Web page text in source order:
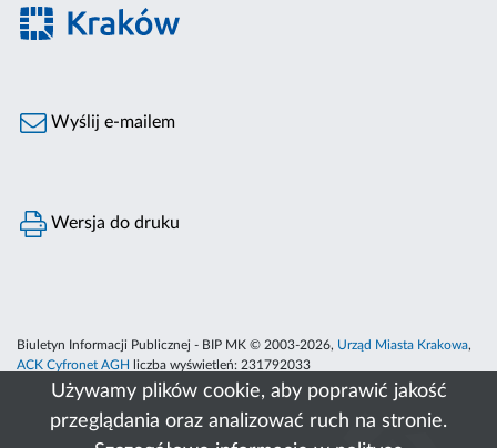
Używamy plików cookie, aby poprawić jakość
przeglądania oraz analizować ruch na stronie.
Wyślij e-mailem
Wersja do druku
Biuletyn Informacji Publicznej - BIP MK © 2003-2026, Urząd Miasta Krakowa,
ACK Cyfronet AGH
liczba wyświetleń: 231792033